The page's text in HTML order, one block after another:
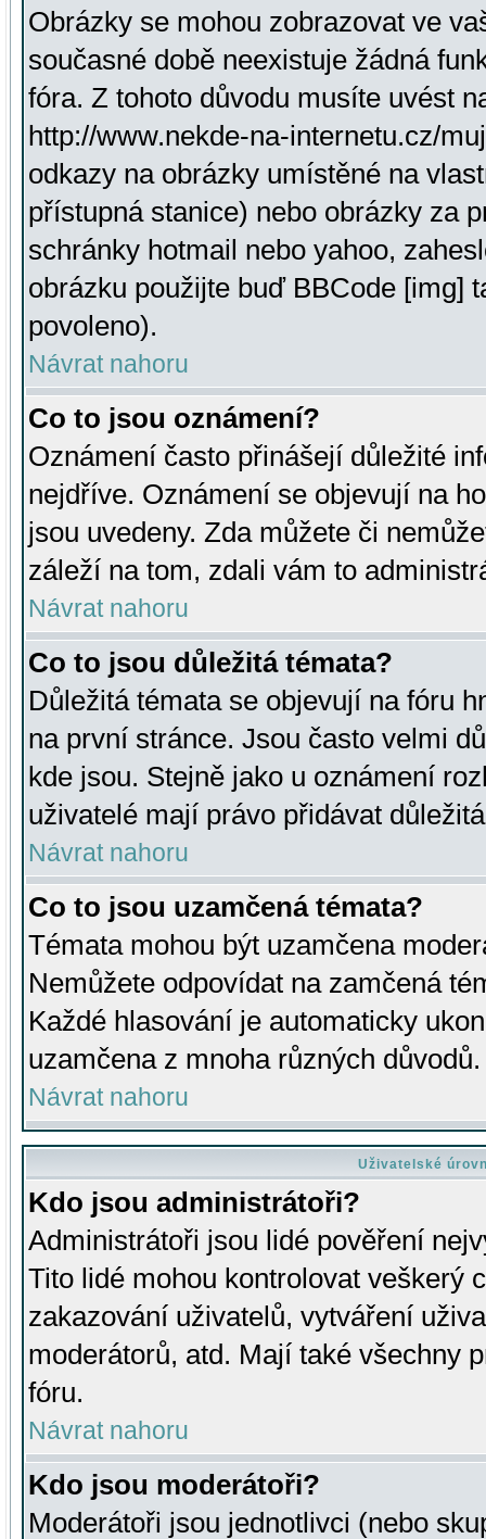
Obrázky se mohou zobrazovat ve
současné době neexistuje žádná
fóra. Z tohoto důvodu musíte uvést
http://www.nekde-na-internetu.cz/
odkazy na obrázky umístěné na
přístupná stanice) nebo obrázky za
schránky hotmail nebo yahoo,
obrázku použijte buď BBCode [img]
povoleno).
Návrat nahoru
Co to jsou oznámení?
Oznámení často přinášejí důležité
nejdříve. Oznámení se objevují na
jsou uvedeny. Zda můžete či
záleží na tom, zdali vám to
Návrat nahoru
Co to jsou důležitá témata?
Důležitá témata se objevují na fóru
na první stránce. Jsou často velmi
kde jsou. Stejně jako u oznámení
uživatelé mají právo přidávat
Návrat nahoru
Co to jsou uzamčená témata?
Témata mohou být uzamčena
Nemůžete odpovídat na zamčená
Každé hlasování je automaticky
uzamčena z mnoha různých důvodů.
Návrat nahoru
Uživatelské
Kdo jsou administrátoři?
Administrátoři jsou lidé pověření
Tito lidé mohou kontrolovat veškerý
zakazování uživatelů, vytváření
moderátorů, atd. Mají také všechny
fóru.
Návrat nahoru
Kdo jsou moderátoři?
Moderátoři jsou jednotlivci (nebo